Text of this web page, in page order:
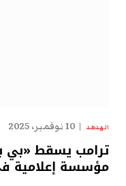
الهدهد 10 نوفمبر، 2025
ترامب يسقط «بي
مؤسسة إعلامية